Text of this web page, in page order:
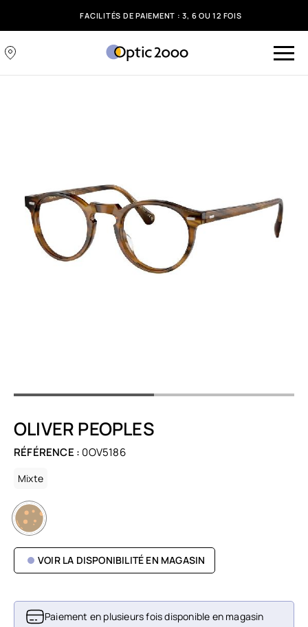
FACILITÉS DE PAIEMENT : 3, 6 OU 12 FOIS
OLIVER PEOPLES
RÉFÉRENCE : 0OV5186
Mixte
VOIR LA DISPONIBILITÉ EN MAGASIN
Paiement en plusieurs fois disponible en magasin